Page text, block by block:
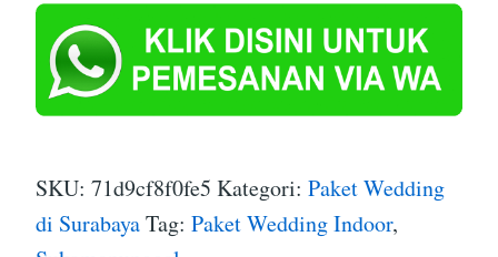
SKU: 71d9cf8f0fe5 Kategori: Paket Wedding
di SurabayaTag: Paket Wedding Indoor,